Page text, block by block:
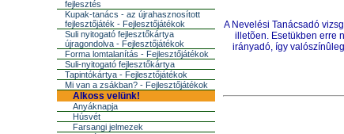
fejlesztés
Kupak-tanács - az újrahasznosított
fejlesztőjáték - Fejlesztőjátékok
Suli nyitogató fejlesztőkártya
újragondolva - Fejlesztőjátékok
Forma lomtalanítás - Fejlesztőjátékok
Suli-nyitogató fejlesztőkártya
Tapintókártya - Fejlesztőjátékok
Mi van a zsákban? - Fejlesztőjátékok
Alkoss velünk!
Anyáknapja
Húsvét
Farsangi jelmezek
A Nevelési Tanácsadó
illetõen. Esetükben erre
irányadó, így